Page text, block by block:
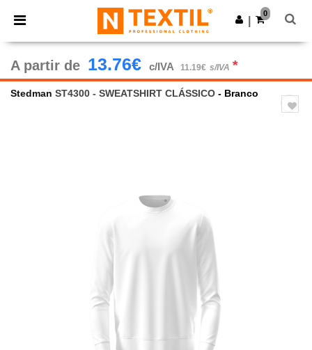
× App Ntextil
Melhores preços na app!
Obter app
0
A partir de 13.76€ c/IVA 11.19€ s/IVA *
Stedman ST4300 - SWEATSHIRT CLÁSSICO - Branco